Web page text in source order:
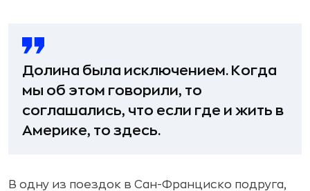
Долина была исключением. Когда
мы об этом говорили, то
соглашались, что если где и жить в
Америке, то здесь.
В одну из поездок в Сан-Франциско подруга,